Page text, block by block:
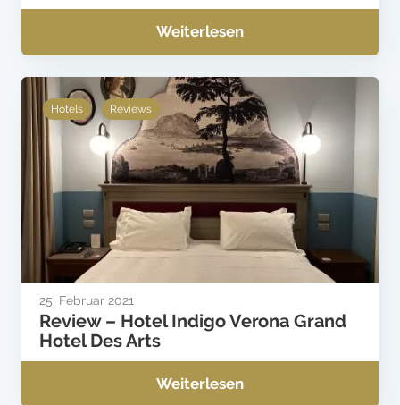
Weiterlesen
Hotels Reviews
25. Februar 2021
Review – Hotel Indigo Verona Grand
Hotel Des Arts
Weiterlesen